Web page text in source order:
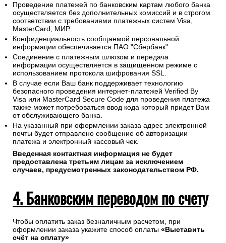
Проведение платежей по банковским картам любого банка
осуществляется без дополнительных комиссий и в строгом
соответствии с требованиями платежных систем Visa,
MasterCard, МИР.
Конфиденциальность сообщаемой персональной
информации обеспечивается ПАО "Сбербанк".
Соединение с платежным шлюзом и передача
информации осуществляется в защищенном режиме с
использованием протокола шифрования SSL.
В случае если Ваш банк поддерживает технологию
безопасного проведения интернет-платежей Verified By
Visa или MasterCard Secure Code для проведения платежа
также может потребоваться ввод кода который придет Вам
от обслуживающего банка.
На указанный при оформлении заказа адрес электронной
почты будет отправлено сообщение об авторизации
платежа и электронный кассовый чек.
Введенная контактная информация не будет
предоставлена третьим лицам за исключением
случаев, предусмотренных законодательством РФ.
4. Банковским переводом по счету
Чтобы оплатить заказ безналичным расчетом, при
оформлении заказа укажите способ оплаты «Выставить
счёт на оплату»